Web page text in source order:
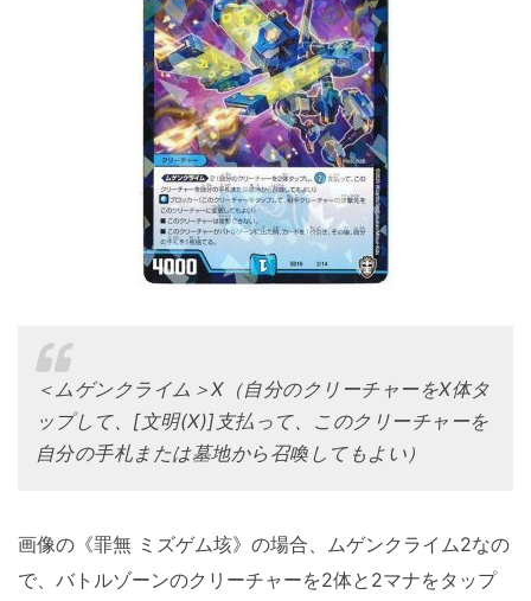
＜ムゲンクライム＞X（自分のクリーチャーをX体タ
ップして、[文明(X)]支払って、このクリーチャーを
自分の手札または墓地から召喚してもよい）
画像の《罪無 ミズゲム垓》の場合、ムゲンクライム2なの
で、バトルゾーンのクリーチャーを2体と2マナをタップ